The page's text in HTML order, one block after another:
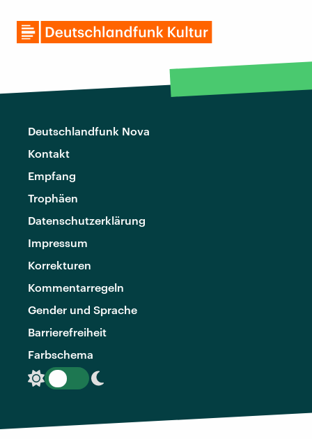
Deutschlandfunk Nova
Kontakt
Empfang
Trophäen
Datenschutzerklärung
Impressum
Korrekturen
Kommentarregeln
Gender und Sprache
Barrierefreiheit
Farbschema